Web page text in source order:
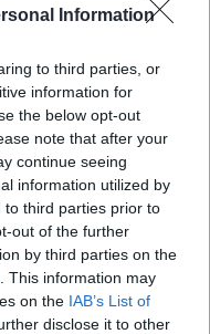
Information
to third parties, or
information for
the below opt-out
note that after your
continue seeing
information utilized by
to third parties prior to
out of the further
by third parties on the
This information may
on the IAB’s List of
disclose it to other
#9